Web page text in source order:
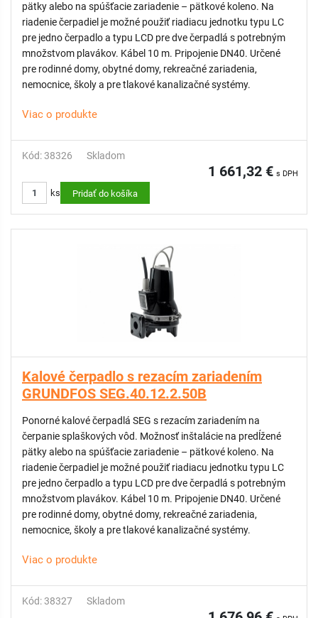
pätky alebo na spúšťacie zariadenie – pätkové koleno. Na
riadenie čerpadiel je možné použiť riadiacu jednotku typu LC
pre jedno čerpadlo a typu LCD pre dve čerpadlá s potrebným
množstvom plavákov. Kábel 10 m. Pripojenie DN40. Určené
pre rodinné domy, obytné domy, rekreačné zariadenia,
nemocnice, školy a pre tlakové kanalizačné systémy.
Viac o produkte
Kód: 38326 Skladom
1 661,32 € s DPH
ks Pridať do košíka
Kalové čerpadlo s rezacím zariadením
GRUNDFOS SEG.40.12.2.50B
Ponorné kalové čerpadlá SEG s rezacím zariadením na
čerpanie splaškových vôd. Možnosť inštalácie na predĺžené
pätky alebo na spúšťacie zariadenie – pätkové koleno. Na
riadenie čerpadiel je možné použiť riadiacu jednotku typu LC
pre jedno čerpadlo a typu LCD pre dve čerpadlá s potrebným
množstvom plavákov. Kábel 10 m. Pripojenie DN40. Určené
pre rodinné domy, obytné domy, rekreačné zariadenia,
nemocnice, školy a pre tlakové kanalizačné systémy.
Viac o produkte
Kód: 38327 Skladom